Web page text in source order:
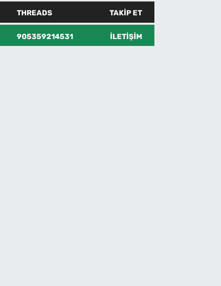
THREADS TAKIP ET
905359214531 İLETIŞIM